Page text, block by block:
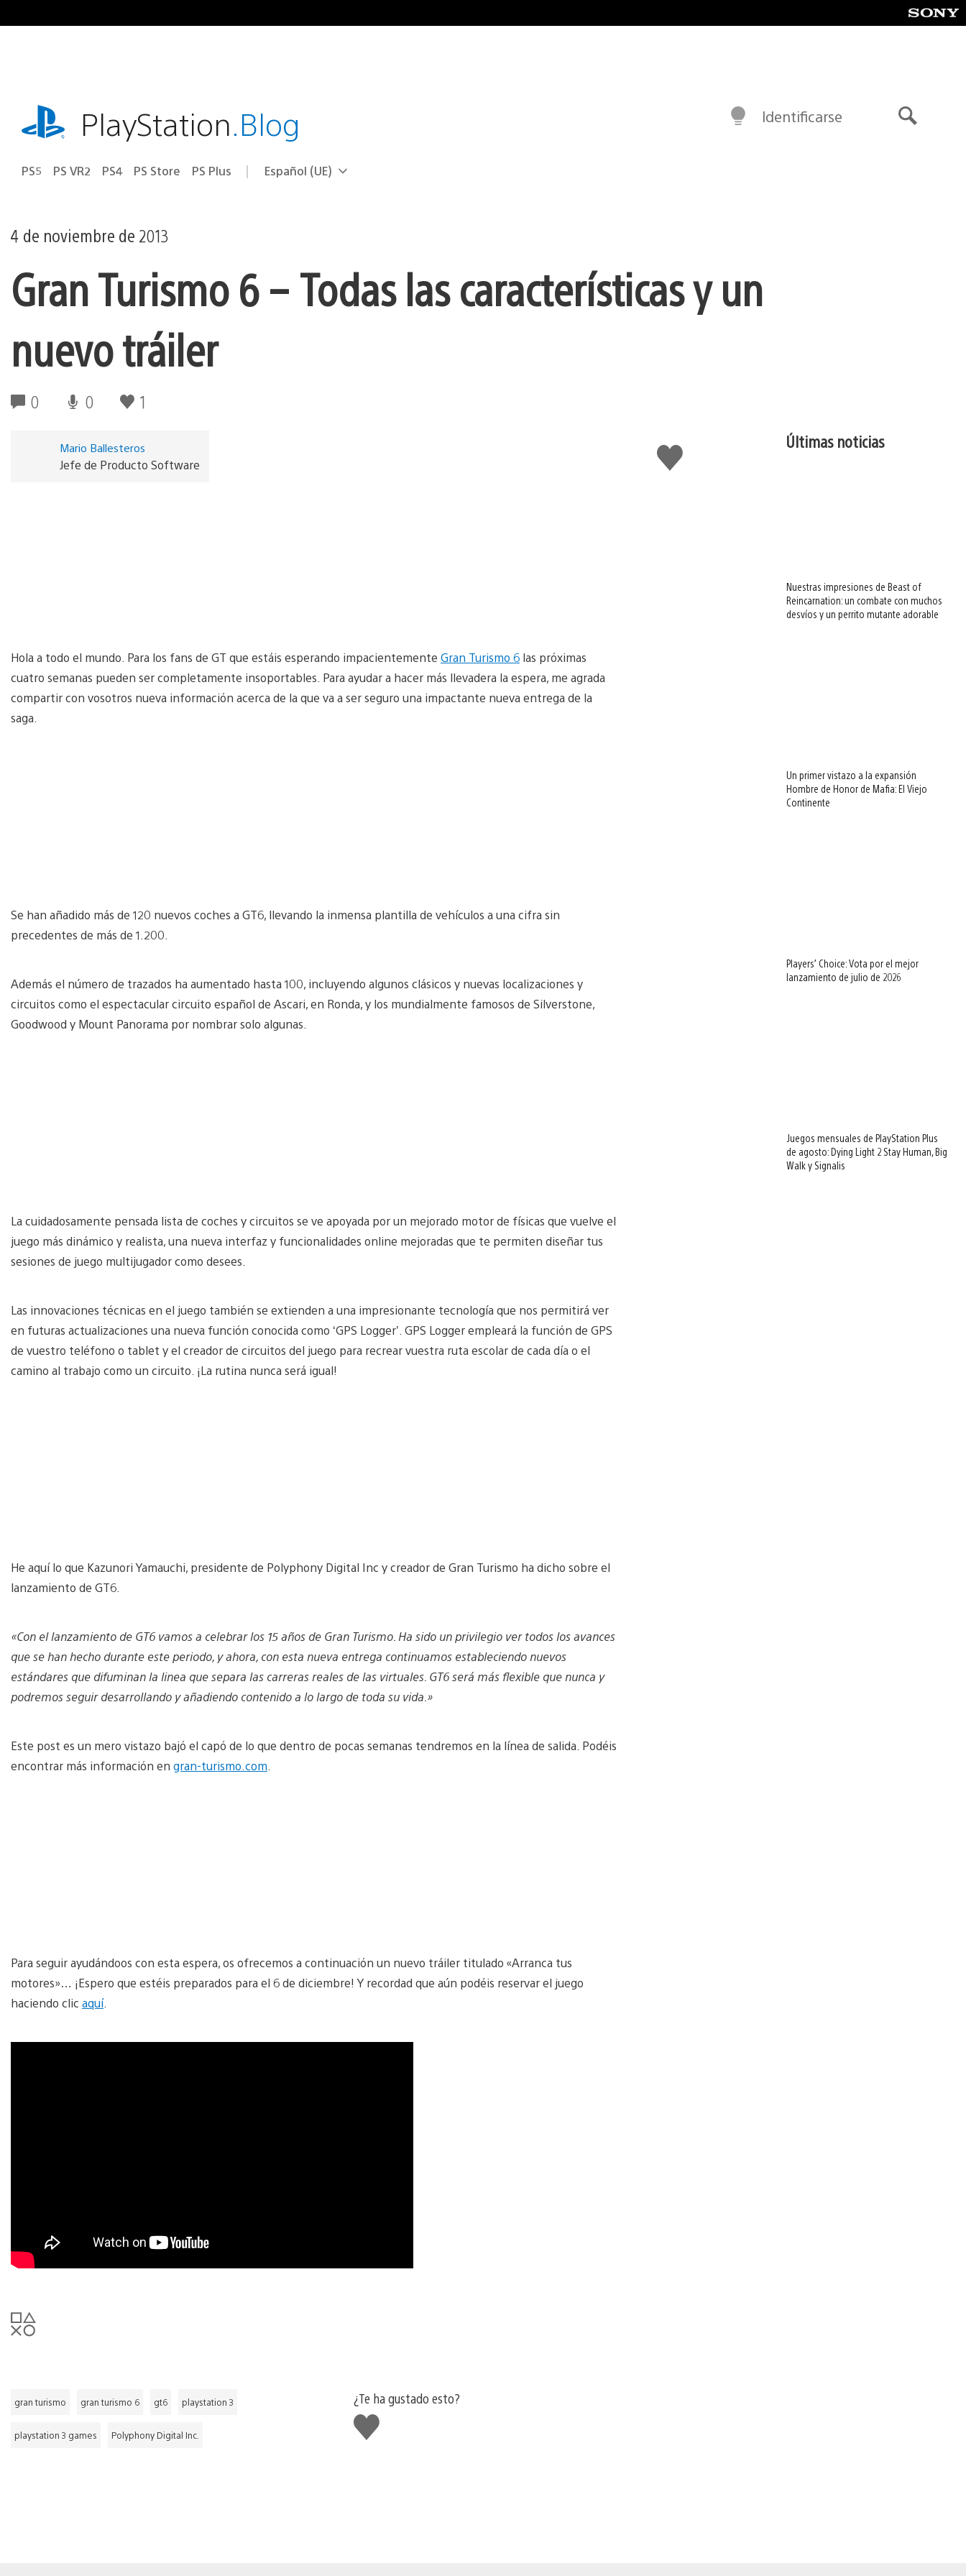
al
playstation.comPlayStation.Blog
PS5 PS VR2 PS4 PS Store PS Plus Selecciona
Región
Español (UE)
Identificarse
4 de noviembre de 2013
Gran Turismo 6 – Todas las características y un
nuevo tráiler
0 0 1
Me
gusta
Mario Ballesteros
Jefe de Producto Software
Hola a todo el mundo. Para los fans de GT que estáis esperando impacientemente Gran Turismo 6 las próximas
cuatro semanas pueden ser completamente insoportables. Para ayudar a hacer más llevadera la espera, me agrada
compartir con vosotros nueva información acerca de la que va a ser seguro una impactante nueva entrega de la
saga.
Se han añadido más de 120 nuevos coches a GT6, llevando la inmensa plantilla de vehículos a una cifra sin
precedentes de más de 1.200.
Además el número de trazados ha aumentado hasta 100, incluyendo algunos clásicos y nuevas localizaciones y
circuitos como el espectacular circuito español de Ascari, en Ronda, y los mundialmente famosos de Silverstone,
Goodwood y Mount Panorama por nombrar solo algunas.
La cuidadosamente pensada lista de coches y circuitos se ve apoyada por un mejorado motor de físicas que vuelve el
juego más dinámico y realista, una nueva interfaz y funcionalidades online mejoradas que te permiten diseñar tus
sesiones de juego multijugador como desees.
Las innovaciones técnicas en el juego también se extienden a una impresionante tecnología que nos permitirá ver
en futuras actualizaciones una nueva función conocida como ‘GPS Logger’. GPS Logger empleará la función de GPS
de vuestro teléfono o tablet y el creador de circuitos del juego para recrear vuestra ruta escolar de cada día o el
camino al trabajo como un circuito. ¡La rutina nunca será igual!
He aquí lo que Kazunori Yamauchi, presidente de Polyphony Digital Inc y creador de Gran Turismo ha dicho sobre el
lanzamiento de GT6.
«Con el lanzamiento de GT6 vamos a celebrar los 15 años de Gran Turismo. Ha sido un privilegio ver todos los avances
que se han hecho durante este periodo, y ahora, con esta nueva entrega continuamos estableciendo nuevos
estándares que difuminan la linea que separa las carreras reales de las virtuales. GT6 será más flexible que nunca y
podremos seguir desarrollando y añadiendo contenido a lo largo de toda su vida.»
Este post es un mero vistazo bajó el capó de lo que dentro de pocas semanas tendremos en la línea de salida. Podéis
encontrar más información en gran-turismo.com
Para seguir ayudándoos con esta espera, os ofrecemos a continuación un nuevo tráiler titulado «Arranca tus
motores»… ¡Espero que estéis preparados para el 6 de diciembre! Y recordad que aún podéis reservar el juego
haciendo clic aquí.
gran turismo gran turismo 6 gt6 playstation 3
playstation 3 games Polyphony Digital Inc.
¿Te ha gustado esto?
Me
gusta
Últimas noticias
Nuestras impresiones de Beast of
Reincarnation: un combate con muchos
desvíos y un perrito mutante adorable
Un primer vistazo a la expansión
Hombre de Honor de Mafia: El Viejo
Continente
Players’ Choice: Vota por el mejor
lanzamiento de julio de 2026
Juegos mensuales de PlayStation Plus
de agosto: Dying Light 2 Stay Human, Big
Walk y Signalis